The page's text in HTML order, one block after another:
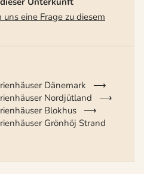
uns eine Frage zu diesem
Dänemark
Nordjütland
Blokhus
Grönhöj Strand